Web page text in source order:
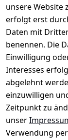
unsere Website
erfolgt erst
Daten mit
benennen. Die
Einwilligung
Interesses
abgelehnt
einzuwilligen
Zeitpunkt zu
unser
Verwendung
Impressum
Datenschutze
rklärung
Barrierefreihe
itserklärung
Widerrufsrec
ht
↺ 30 Tage